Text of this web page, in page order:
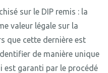
sur le DIP remis : la
valeur légale sur la
que cette dernière est
de manière unique
est garanti par le procédé